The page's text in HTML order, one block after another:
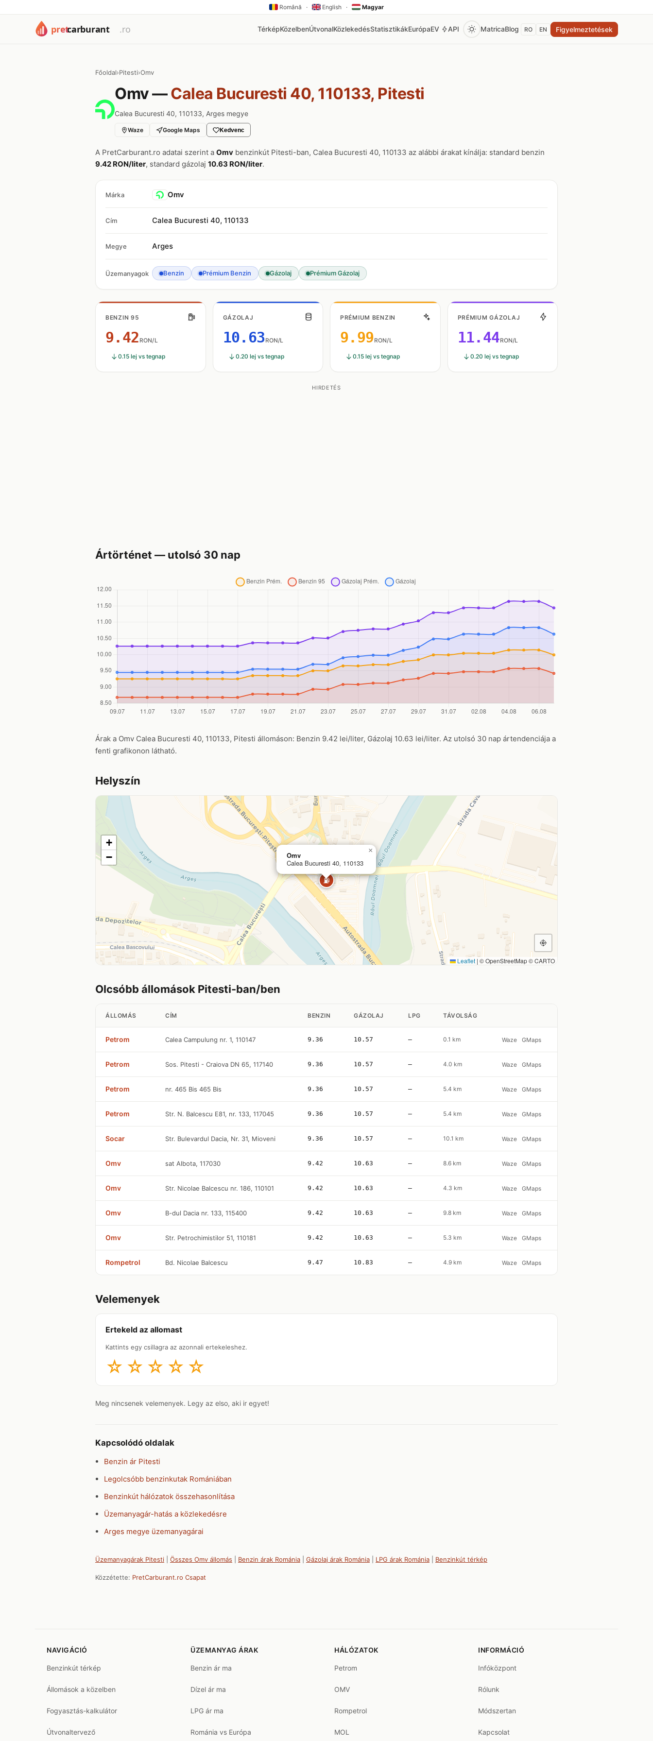
Română · English · Magyar
TérképKözelbenÚtvonalKözlekedésStatisztikákEurópaEV API MatricaBlog RO EN Figyelmeztetések
Főoldal›Pitesti›Omv
Omv —Calea Bucuresti 40, 110133, Pitesti
Calea Bucuresti 40, 110133, Arges megye
Waze Google Maps Kedvenc
A PretCarburant.ro adatai szerint a Omv benzinkút Pitesti-ban, Calea Bucuresti 40, 110133 az alábbi árakat kínálja: standard benzin
9.42 RON/liter, standard gázolaj 10.63 RON/liter.
Márka Omv
Cím Calea Bucuresti 40, 110133
Megye Arges
Üzemanyagok Benzin Prémium Benzin Gázolaj Prémium Gázolaj
BENZIN 95
9.42 RON/L
0.15 lej vs tegnap
GÁZOLAJ
10.63 RON/L
0.20 lej vs tegnap
PRÉMIUM BENZIN
9.99RON/L
0.15 lej vs tegnap
PRÉMIUM GÁZOLAJ
11.44RON/L
0.20 lej vs tegnap
HIRDETÉS
Ártörténet — utolsó 30 nap
Árak a Omv Calea Bucuresti 40, 110133, Pitesti állomáson: Benzin 9.42 lei/liter, Gázolaj 10.63 lei/liter. Az utolsó 30 nap ártendenciája a
fenti grafikonon látható.
Helyszín
⛽
Omv
Calea Bucuresti 40, 110133
×
+
−
Leaflet | © OpenStreetMap © CARTO
Olcsóbb állomások Pitesti-ban/ben
ÁLLOMÁS CÍM BENZIN GÁZOLAJ LPG TÁVOLSÁG
Petrom Calea Campulung nr. 1, 110147 9.36 10.57 — 0.1 km Waze GMaps
Petrom Sos. Pitesti - Craiova DN 65, 117140 9.36 10.57 — 4.0 km Waze GMaps
Petrom nr. 465 Bis 465 Bis 9.36 10.57 — 5.4 km Waze GMaps
Petrom Str. N. Balcescu E81, nr. 133, 117045 9.36 10.57 — 5.4 km Waze GMaps
Socar Str. Bulevardul Dacia, Nr. 31, Mioveni 9.36 10.57 — 10.1 km Waze GMaps
Omv sat Albota, 117030 9.42 10.63 — 8.6 km Waze GMaps
Omv Str. Nicolae Balcescu nr. 186, 110101 9.42 10.63 — 4.3 km Waze GMaps
Omv B-dul Dacia nr. 133, 115400 9.42 10.63 — 9.8 km Waze GMaps
Omv Str. Petrochimistilor 51, 110181 9.42 10.63 — 5.3 km Waze GMaps
Rompetrol Bd. Nicolae Balcescu 9.47 10.83 — 4.9 km Waze GMaps
Velemenyek
Ertekeld az allomast
Kattints egy csillagra az azonnali ertekeleshez.
☆ ☆ ☆ ☆ ☆
Meg nincsenek velemenyek. Legy az elso, aki ir egyet!
Kapcsolódó oldalak
Benzin ár Pitesti
Legolcsóbb benzinkutak Romániában
Benzinkút hálózatok összehasonlítása
Üzemanyagár-hatás a közlekedésre
Arges megye üzemanyagárai
Üzemanyagárak Pitesti Összes Omv állomás Benzin árak Románia Gázolaj árak Románia LPG árak Románia Benzinkút térkép
Közzétette: PretCarburant.ro Csapat
NAVIGÁCIÓ
Benzinkút térkép
Állomások a közelben
Fogyasztás-kalkulátor
Útvonaltervező
ÜZEMANYAG ÁRAK
Benzin ár ma
Dízel ár ma
LPG ár ma
Románia vs Európa
HÁLÓZATOK
Petrom
OMV
Rompetrol
MOL
INFORMÁCIÓ
Infóközpont
Rólunk
Módszertan
Kapcsolat